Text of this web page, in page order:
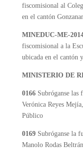
fiscomisional al
en el cantón
MINEDUC-ME-
fiscomisional a la
ubicada en el cantón
MINISTERIO DE
0166 Subróganse
Verónica Reyes
Público
0169 Subróganse la
Manolo Rodas